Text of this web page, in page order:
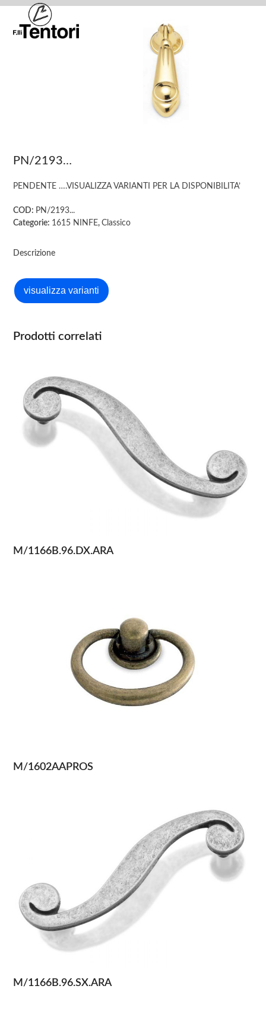
Skip
content
Open
mobile
Close
mobile
PN/2193…
PENDENTE ….VISUALIZZA VARIANTI PER LA DISPONIBILITA’
COD: PN/2193...
Categorie: 1615 NINFE,Classico
Descrizione
Prodotti correlati
M/1166B.96.DX.ARA
M/1602AAPROS
M/1166B.96.SX.ARA